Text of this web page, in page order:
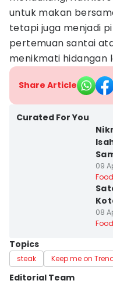
untuk makan
tetapi juga menjadi
pertemuan santai
menikmati hidangan
Share Article
Curated For You
09
Food
08
Food
Topics
steak Keep me on
Editorial Team